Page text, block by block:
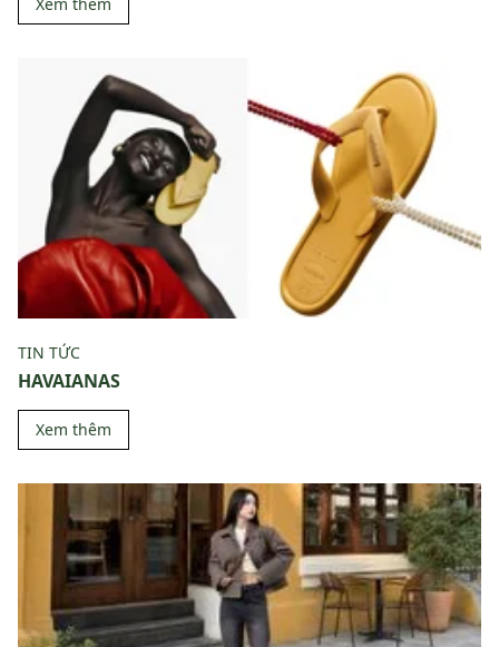
TIN TỨC
HAVAIANAS
Xem thêm